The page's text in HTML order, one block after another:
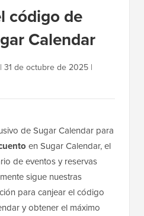
código de
Calendar
| 31 de octubre de 2025 |
de Sugar Calendar para
en Sugar Calendar, el
de eventos y reservas
sigue nuestras
para canjear el código
y obtener el máximo